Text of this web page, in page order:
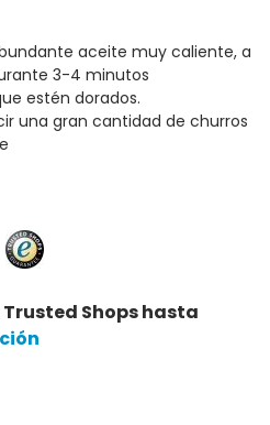
aceite muy caliente, a
3-4 minutos
estén dorados.
una gran cantidad de churros
Shops hasta